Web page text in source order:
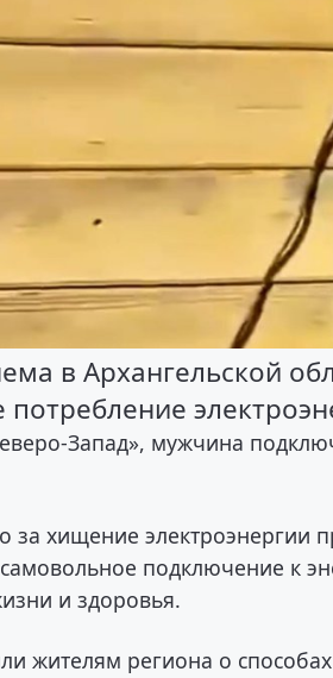
в Архангельской
Запад», мужчина
хищение электроэнергии
подключение к
и здоровья.
жителям региона о